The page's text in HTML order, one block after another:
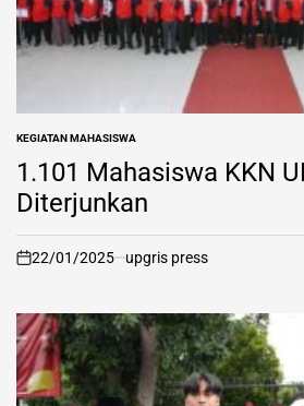
POSTED
IN
KEGIATAN MAHASISWA
1.101 Mahasiswa KKN
Diterjunkan
on
22/01/2025 upgris press